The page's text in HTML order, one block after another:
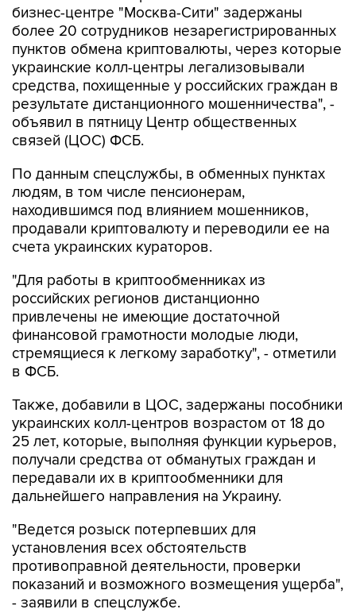
бизнес-центре "Москва-Сити" задержаны
более 20 сотрудников незарегистрированных
пунктов обмена криптовалюты, через которые
украинские колл-центры легализовывали
средства, похищенные у российских граждан в
результате дистанционного мошенничества", -
объявил в пятницу Центр общественных
связей (ЦОС) ФСБ.
По данным спецслужбы, в обменных пунктах
людям, в том числе пенсионерам,
находившимся под влиянием мошенников,
продавали криптовалюту и переводили ее на
счета украинских кураторов.
"Для работы в криптообменниках из
российских регионов дистанционно
привлечены не имеющие достаточной
финансовой грамотности молодые люди,
стремящиеся к легкому заработку", - отметили
в ФСБ.
Также, добавили в ЦОС, задержаны пособники
украинских колл-центров возрастом от 18 до
25 лет, которые, выполняя функции курьеров,
получали средства от обманутых граждан и
передавали их в криптообменники для
дальнейшего направления на Украину.
"Ведется розыск потерпевших для
установления всех обстоятельств
противоправной деятельности, проверки
показаний и возможного возмещения ущерба",
- заявили в спецслужбе.